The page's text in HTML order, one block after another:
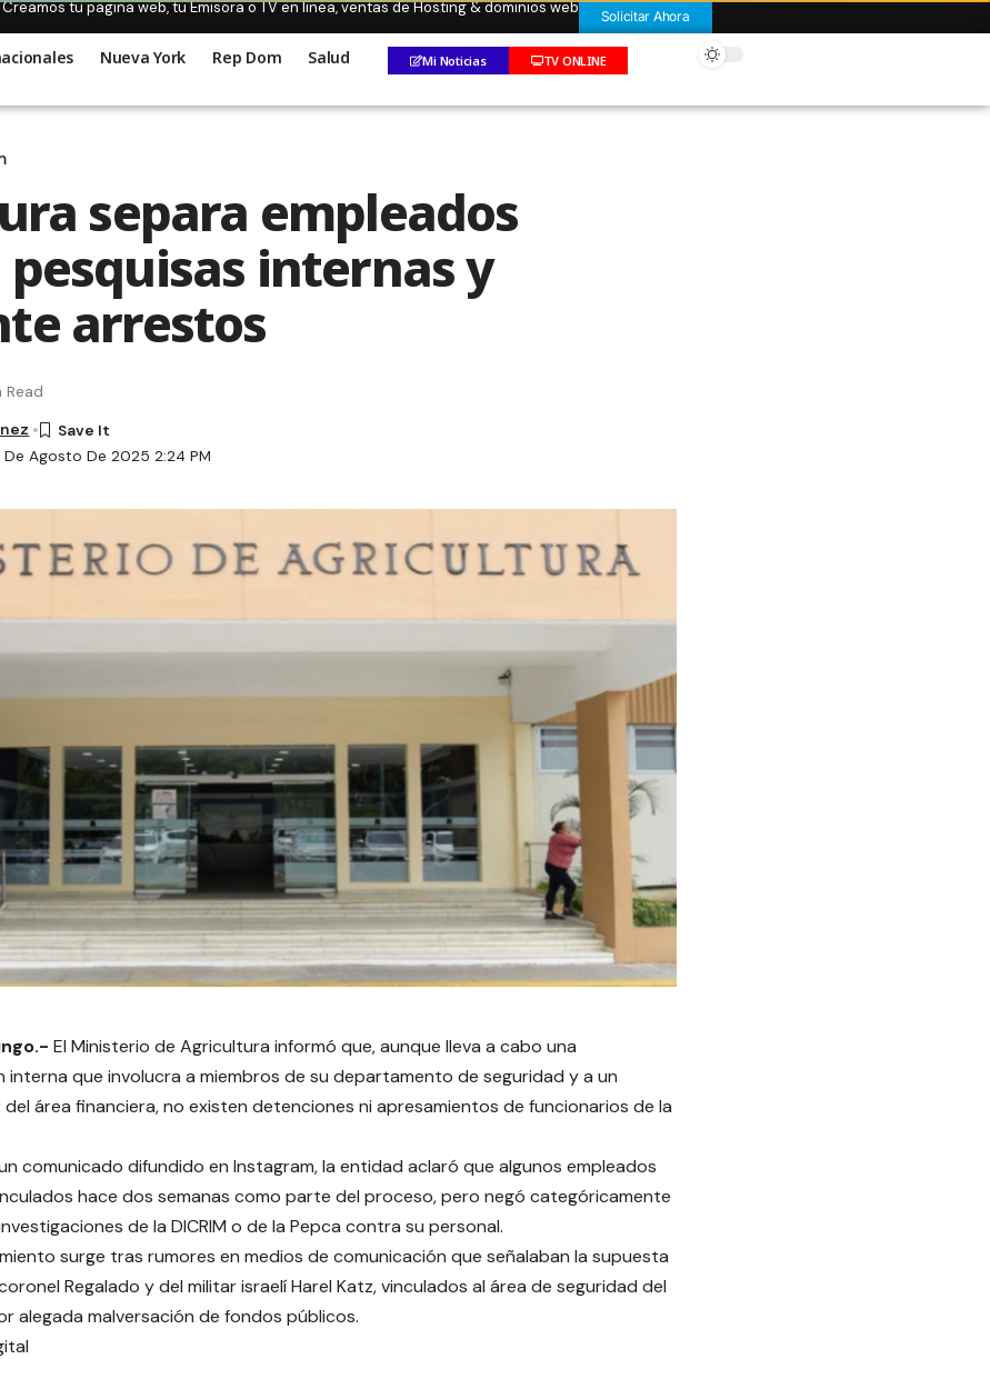
Creamos tu pagina web, tu Emisora o TV en linea, ventas de Hosting & dominios web Solicitar Ahora
Nueva York Rep Dom Salud Mi Noticias TV ONLINE
separa empleados
internas y
arrestos
Agosto De 2025 2:24 PM
Read
El Ministerio de Agricultura informó que, aunque lleva a cabo una
interna que involucra a miembros de su departamento de seguridad y a un
área financiera, no existen detenciones ni apresamientos de funcionarios de la
comunicado difundido en Instagram, la entidad aclaró que algunos empleados
hace dos semanas como parte del proceso, pero negó categóricamente
de la DICRIM o de la Pepca contra su personal.
surge tras rumores en medios de comunicación que señalaban la supuesta
Regalado y del militar israelí Harel Katz, vinculados al área de seguridad del
alegada malversación de fondos públicos.